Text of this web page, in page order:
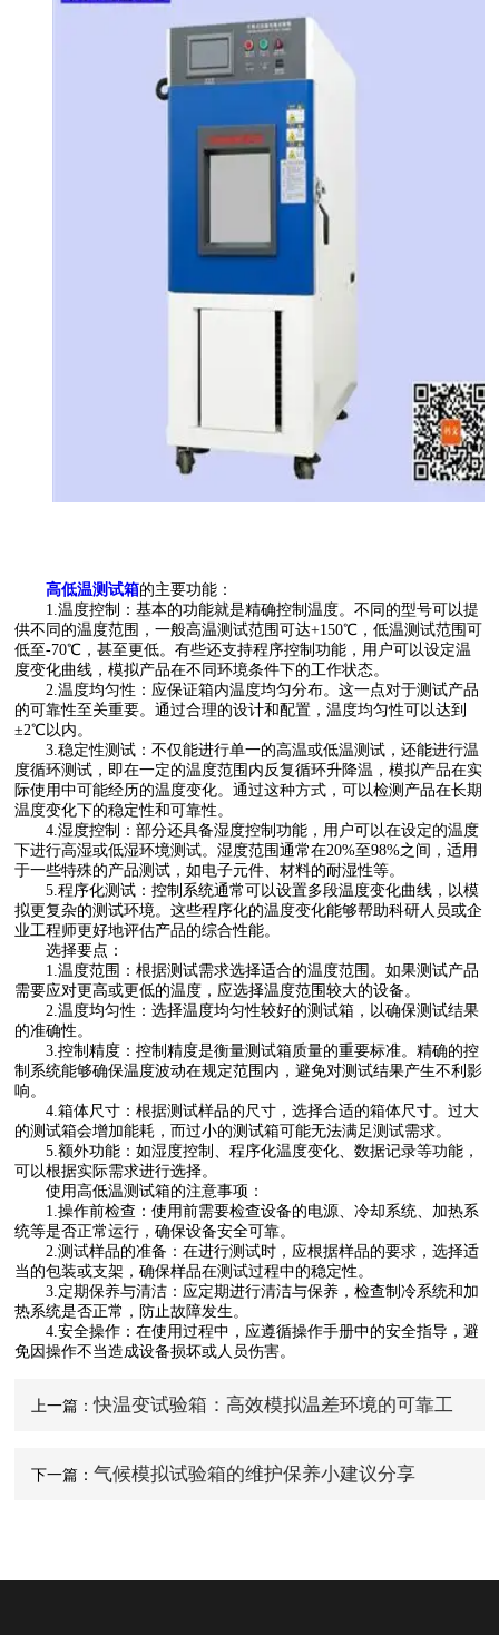
高低温测试箱的主要功能：
1.温度控制：基本的功能就是精确控制温度。不同的型号可以提
供不同的温度范围，一般高温测试范围可达+150℃，低温测试范围可
低至-70℃，甚至更低。有些还支持程序控制功能，用户可以设定温
度变化曲线，模拟产品在不同环境条件下的工作状态。
2.温度均匀性：应保证箱内温度均匀分布。这一点对于测试产品
的可靠性至关重要。通过合理的设计和配置，温度均匀性可以达到
±2℃以内。
3.稳定性测试：不仅能进行单一的高温或低温测试，还能进行温
度循环测试，即在一定的温度范围内反复循环升降温，模拟产品在实
际使用中可能经历的温度变化。通过这种方式，可以检测产品在长期
温度变化下的稳定性和可靠性。
4.湿度控制：部分还具备湿度控制功能，用户可以在设定的温度
下进行高湿或低湿环境测试。湿度范围通常在20%至98%之间，适用
于一些特殊的产品测试，如电子元件、材料的耐湿性等。
5.程序化测试：控制系统通常可以设置多段温度变化曲线，以模
拟更复杂的测试环境。这些程序化的温度变化能够帮助科研人员或企
业工程师更好地评估产品的综合性能。
选择要点：
1.温度范围：根据测试需求选择适合的温度范围。如果测试产品
需要应对更高或更低的温度，应选择温度范围较大的设备。
2.温度均匀性：选择温度均匀性较好的测试箱，以确保测试结果
的准确性。
3.控制精度：控制精度是衡量测试箱质量的重要标准。精确的控
制系统能够确保温度波动在规定范围内，避免对测试结果产生不利影
响。
4.箱体尺寸：根据测试样品的尺寸，选择合适的箱体尺寸。过大
的测试箱会增加能耗，而过小的测试箱可能无法满足测试需求。
5.额外功能：如湿度控制、程序化温度变化、数据记录等功能，
可以根据实际需求进行选择。
使用高低温测试箱的注意事项：
1.操作前检查：使用前需要检查设备的电源、冷却系统、加热系
统等是否正常运行，确保设备安全可靠。
2.测试样品的准备：在进行测试时，应根据样品的要求，选择适
当的包装或支架，确保样品在测试过程中的稳定性。
3.定期保养与清洁：应定期进行清洁与保养，检查制冷系统和加
热系统是否正常，防止故障发生。
4.安全操作：在使用过程中，应遵循操作手册中的安全指导，避
免因操作不当造成设备损坏或人员伤害。
上一篇：快温变试验箱：高效模拟温差环境的可靠工
下一篇： 气候模拟试验箱的维护保养小建议分享